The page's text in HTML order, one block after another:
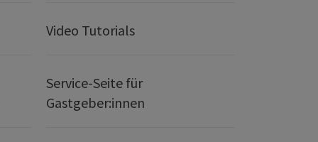
Video Tutorials
Service-Seite für
Gastgeber:innen